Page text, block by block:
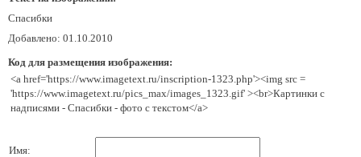
Спасибки
Добавлено: 01.10.2010
Код для размещения изображения:
<a href='https://www.imagetext.ru/inscription-1323.php'><img src =
'https://www.imagetext.ru/pics_max/images_1323.gif' ><br>Картинки с
надписями - Спасибки - фото с текстом</a>
Имя: